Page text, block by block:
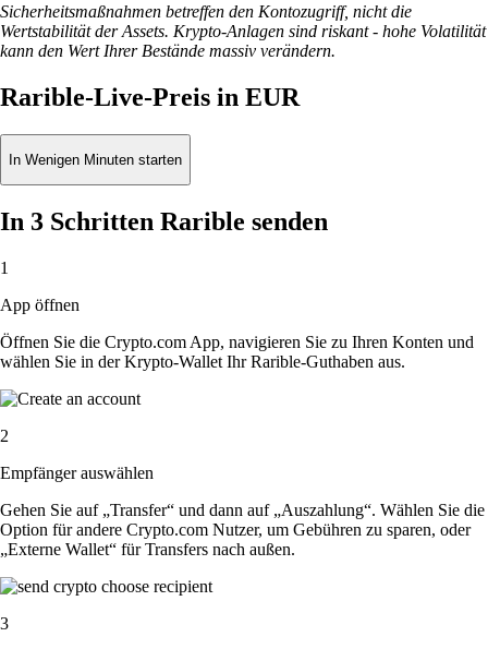
Sicherheitsmaßnahmen betreffen den Kontozugriff, nicht die
Wertstabilität der Assets. Krypto-Anlagen sind riskant - hohe Volatilität
kann den Wert Ihrer Bestände massiv verändern.
Rarible-Live-Preis in EUR
In Wenigen Minuten starten
In 3 Schritten Rarible senden
1
App öffnen
Öffnen Sie die Crypto.com App, navigieren Sie zu Ihren Konten und
wählen Sie in der Krypto-Wallet Ihr Rarible-Guthaben aus.
2
Empfänger auswählen
Gehen Sie auf „Transfer“ und dann auf „Auszahlung“. Wählen Sie die
Option für andere Crypto.com Nutzer, um Gebühren zu sparen, oder
„Externe Wallet“ für Transfers nach außen.
3